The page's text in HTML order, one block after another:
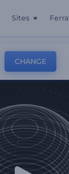
Sites
CHANGE